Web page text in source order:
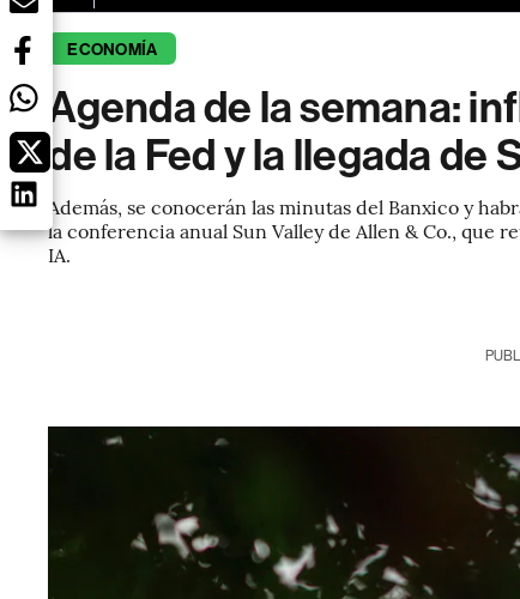
ECONOMÍA
Agenda de la semana:
de la Fed y la llegada de
Además, se conocerán las minutas del Banxico y
la conferencia anual Sun Valley de Allen & Co., que
IA.